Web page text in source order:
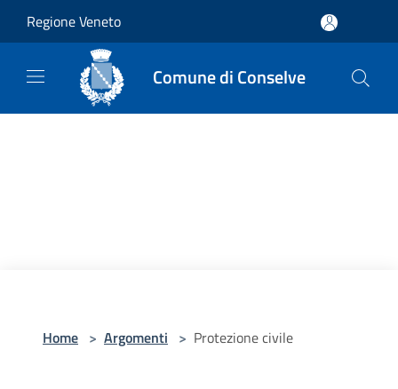
Regione Veneto
Comune di Conselve
Home > Argomenti > Protezione civile